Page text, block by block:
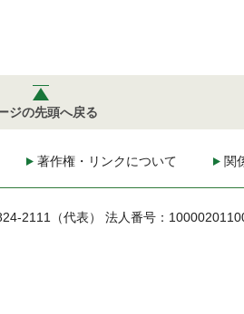
ジの先頭へ戻る
著作権・リンクについて 関
2111（代表） 法人番号：